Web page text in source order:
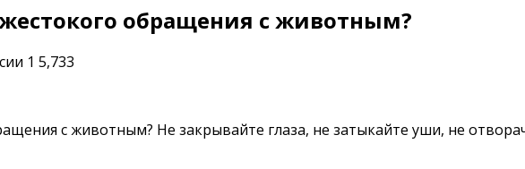
обращения с животным?
1 5,733
с животным? Не закрывайте глаза, не затыкайте уши, не